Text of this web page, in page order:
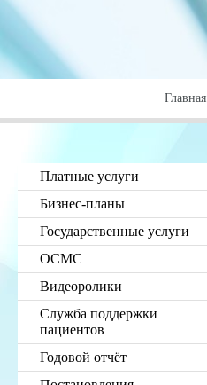
Главная
Платные услуги
Бизнес-планы
Государственные услуги
ОСМС
Видеоролики
Служба поддержки
пациентов
Годовой отчёт